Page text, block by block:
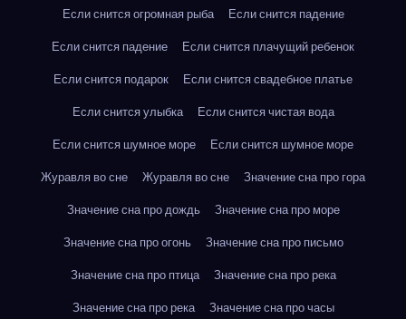
Если снится огромная рыба
Если снится падение
Если снится падение
Если снится плачущий ребенок
Если снится подарок
Если снится свадебное платье
Если снится улыбка
Если снится чистая вода
Если снится шумное море
Если снится шумное море
Журавля во сне
Журавля во сне
Значение сна про гора
Значение сна про дождь
Значение сна про море
Значение сна про огонь
Значение сна про письмо
Значение сна про птица
Значение сна про река
Значение сна про река
Значение сна про часы